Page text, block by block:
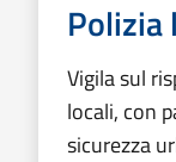
Polizia
Vigila sul
locali, con
sicurezza